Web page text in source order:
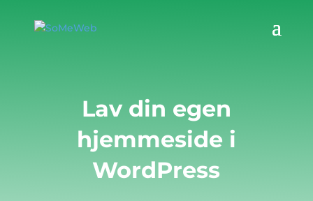
Lav din egen
hjemmeside i
WordPress